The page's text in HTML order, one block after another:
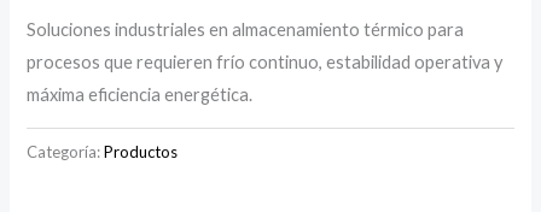
Soluciones industriales en almacenamiento térmico para
procesos que requieren frío continuo, estabilidad operativa y
máxima eficiencia energética.
Categoría:Productos